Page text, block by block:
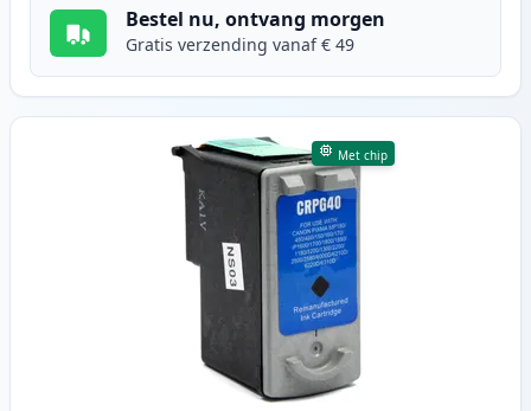
Bestel nu, ontvang morgen
Gratis verzending vanaf € 49
Met chip